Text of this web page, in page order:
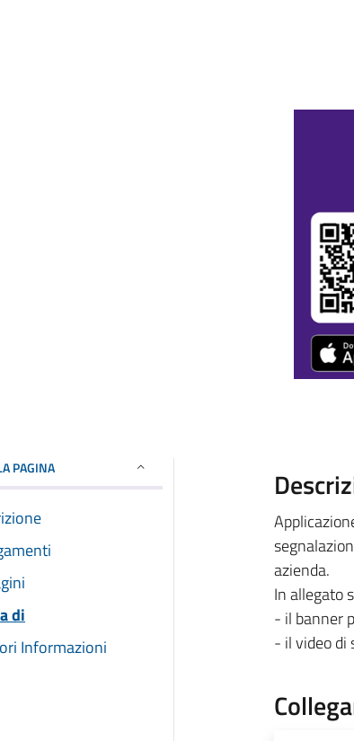
PAGINA
di
Informazioni
azienda.
In allegato
- il banner
- il video di